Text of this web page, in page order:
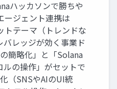
ハッカソンで勝ちや
ージェント連携は
トテーマ（トレンドな
バレッジが効く事業ド
簡略化」と「Solana
ルの操作」がセットで
（SNSやAIのUI統